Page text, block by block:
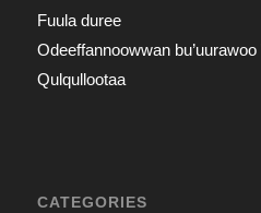
Fuula duree
Odeeffannoowwan bu’uurawoo
Qulqullootaa
CATEGORIES